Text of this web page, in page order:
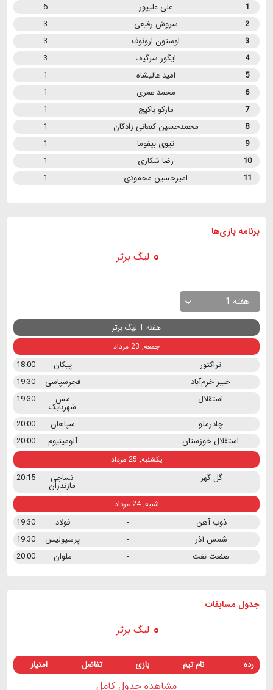
1 علی علیپور
6
2
سروش رفیعی
3
3
اوستون ارونوف
3
4
ایگور سرگیف
3
5
امید عالیشاه
1
6
محمد عمری
1
7
مارکو باکیچ
1
8
محمدحسین کنعانی زادگان
1
9
تیوی بیفوما
1
10
رضا شکاری
1
11
امیرحسین محمودی 1
برنامه بازی ها
لیگ برتر
هفته 1
هفته 1 لیگ برتر
جمعه, 23 مرداد
تراکتور - پیکان
18:00
خیبر خرم‌آباد
- فجرسپاسی
19:30
استقلال
- مس
شهربابک
19:30
چادرملو
- سپاهان
20:00
استقلال خوزستان
- آلومینیوم 20:00
یکشنبه, 25 مرداد
گل گهر - نساجی
مازندران
20:15
شنبه, 24 مرداد
ذوب آهن - فولاد
19:30
شمس آذر
- پرسپولیس
19:30
صنعت نفت
- ملوان 20:00
جدول مسابقات
لیگ برتر
رده نام تیم بازی تفاضل امتیاز
مشاهده جدول کامل